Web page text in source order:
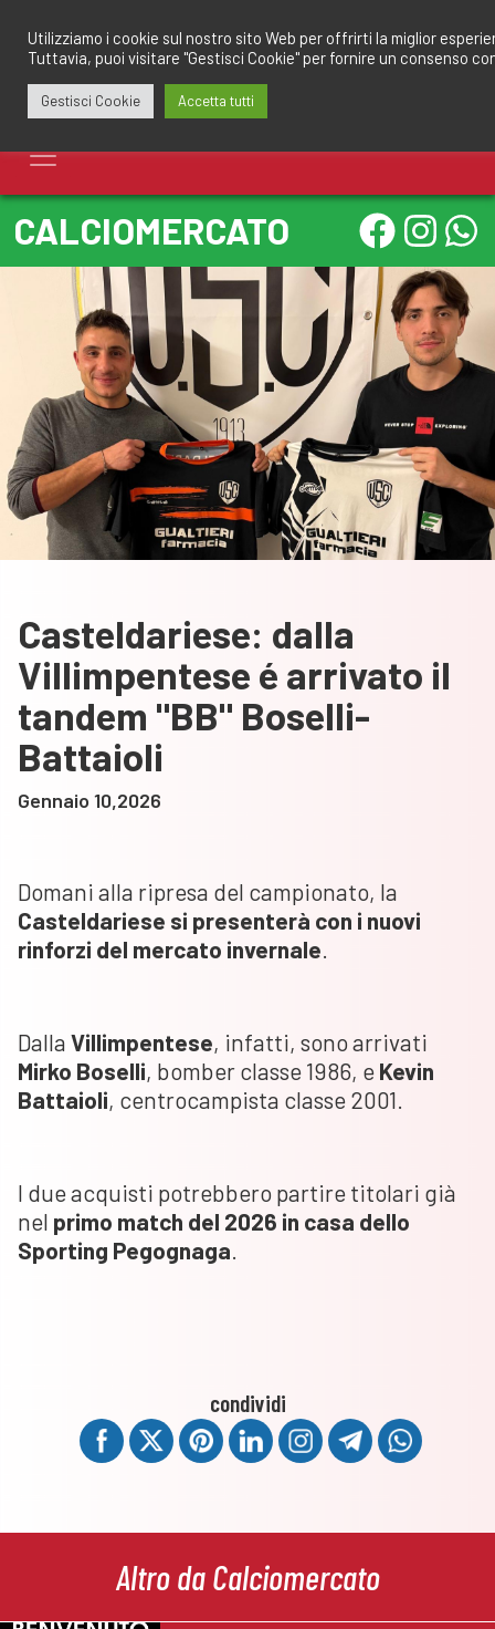
contenuto
CALCIOMERCATO
Casteldariese: dalla
Villimpentese é arrivato il
tandem "BB" Boselli-
Battaioli
Gennaio 10,2026
Domani alla ripresa del campionato, la
Casteldariese si presenterà con i nuovi
rinforzi del mercato invernale
Dalla Villimpentese, infatti, sono arrivati
Mirko Boselli, bomber classe 1986, e Kevin
Battaioli, centrocampista classe 2001.
I due acquisti potrebbero partire titolari già
nel primo match del 2026 in casa dello
Sporting Pegognaga
condividi
Altro da Calciomercato
Utilizziamo i cookie sul nostro sito Web per offrirti la miglior
Tuttavia, puoi visitare "Gestisci Cookie" per fornire un consenso
Gestisci Cookie Accetta tutti